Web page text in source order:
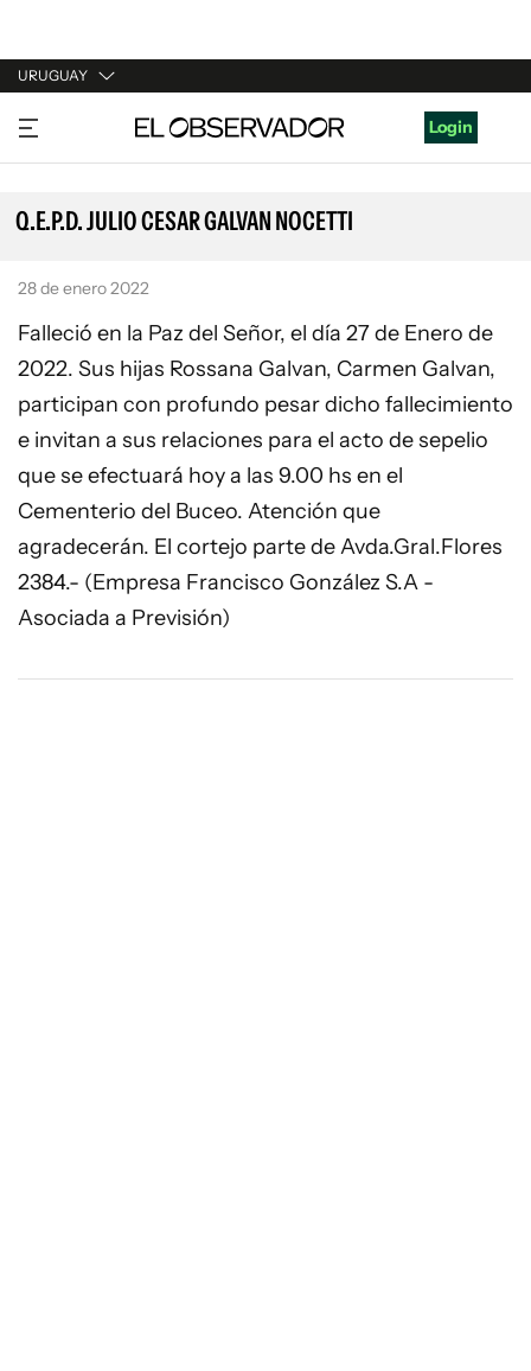
URUGUAY
URUGUAY
ARGENTINA
ESPAÑA
Login
Q.E.P.D. JULIO CESAR GALVAN NOCETTI
28 de enero 2022
Falleció en la Paz del Señor, el día 27 de Enero de
2022. Sus hijas Rossana Galvan, Carmen Galvan,
participan con profundo pesar dicho fallecimiento
e invitan a sus relaciones para el acto de sepelio
que se efectuará hoy a las 9.00 hs en el
Cementerio del Buceo. Atención que
agradecerán. El cortejo parte de Avda.Gral.Flores
2384.- (Empresa Francisco González S.A -
Asociada a Previsión)